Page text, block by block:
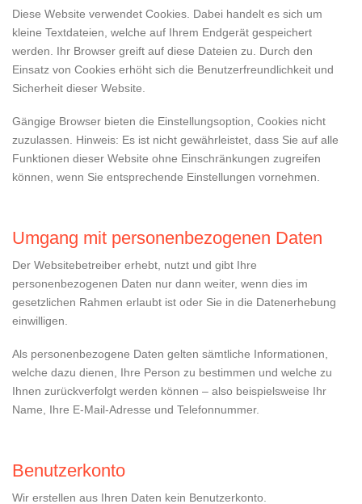
Diese Website verwendet Cookies. Dabei handelt es sich um
kleine Textdateien, welche auf Ihrem Endgerät gespeichert
werden. Ihr Browser greift auf diese Dateien zu. Durch den
Einsatz von Cookies erhöht sich die Benutzerfreundlichkeit und
Sicherheit dieser Website.
Gängige Browser bieten die Einstellungsoption, Cookies nicht
zuzulassen. Hinweis: Es ist nicht gewährleistet, dass Sie auf alle
Funktionen dieser Website ohne Einschränkungen zugreifen
können, wenn Sie entsprechende Einstellungen vornehmen.
Umgang mit personenbezogenen Daten
Der Websitebetreiber erhebt, nutzt und gibt Ihre
personenbezogenen Daten nur dann weiter, wenn dies im
gesetzlichen Rahmen erlaubt ist oder Sie in die Datenerhebung
einwilligen.
Als personenbezogene Daten gelten sämtliche Informationen,
welche dazu dienen, Ihre Person zu bestimmen und welche zu
Ihnen zurückverfolgt werden können – also beispielsweise Ihr
Name, Ihre E-Mail-Adresse und Telefonnummer.
Benutzerkonto
Wir erstellen aus Ihren Daten kein Benutzerkonto.